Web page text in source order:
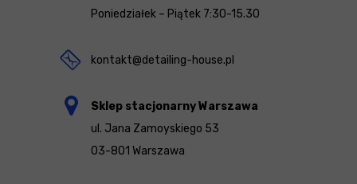
Poniedziałek – Piątek 7:30-15.30
kontakt@detailing-house.pl
Sklep stacjonarny Warszawa
ul. Jana Zamoyskiego 53
03-801 Warszawa